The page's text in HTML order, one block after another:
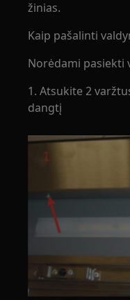
žinias.
Kaip pašalinti
Norėdami pasiekti
1. Atsukite 2
dangtį